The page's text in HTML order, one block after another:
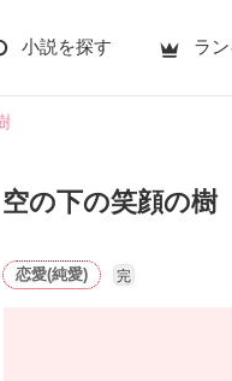
小説を探す ラ
空の下の笑顔の樹
恋愛(純愛) 完